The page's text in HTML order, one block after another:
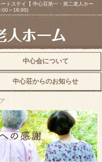
トステイ【 中心荘第一・第二老人ホー
～18:00)
中心会について
中心荘からのお知らせ